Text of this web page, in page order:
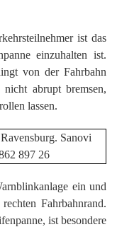
ist das
einzuhalten ist.
von der Fahrbahn
abrupt bremsen,
lassen.
ein und
Fahrbahnrand.
ist besondere